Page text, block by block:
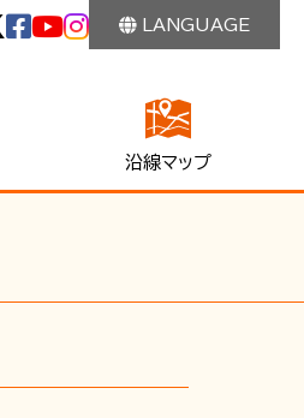
LANGUAGE
沿線マップ